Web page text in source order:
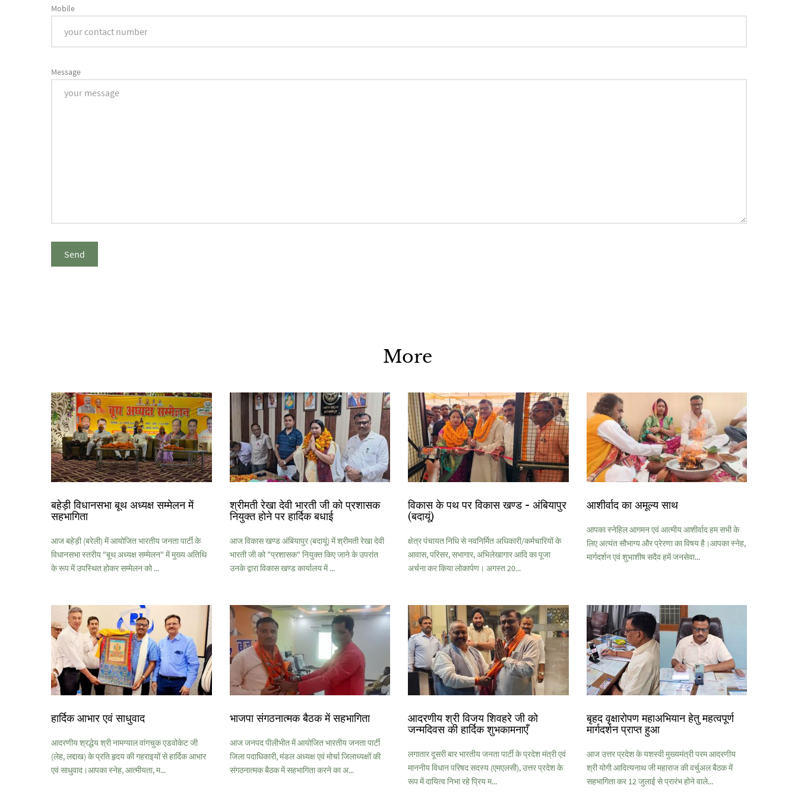
Mobile
Message
More
बहेड़ी विधानसभा बूथ अध्यक्ष सम्मेलन में
सहभागिता
आज बहेड़ी (बरेली) में आयोजित भारतीय जनता पार्टी के
विधानसभा स्तरीय "बूथ अध्यक्ष सम्मेलन" में मुख्य अतिथि
के रूप में उपस्थित होकर सम्मेलन को ...
श्रीमती रेखा देवी भारती जी को प्रशासक
नियुक्त होने पर हार्दिक बधाई
आज विकास खण्ड अंबियापुर (बदायूं) में श्रीमती रेखा देवी
भारती जी को "प्रशासक" नियुक्त किए जाने के उपरांत
उनके द्वारा विकास खण्ड कार्यालय में ...
विकास के पथ पर विकास खण्ड - अंबियापुर
(बदायूं)
क्षेत्र पंचायत निधि से नवनिर्मित अधिकारी/कर्मचारियों के
आवास, परिसर, सभागार, अभिलेखागार आदि का पूजा
अर्चना कर किया लोकार्पण। अगस्त 20...
आशीर्वाद का अमूल्य साथ
आपका स्नेहिल आगमन एवं आत्मीय आशीर्वाद हम सभी के
लिए अत्यंत सौभाग्य और प्रेरणा का विषय है।आपका स्नेह,
मार्गदर्शन एवं शुभाशीष सदैव हमें जनसेवा...
हार्दिक आभार एवं साधुवाद
आदरणीय श्रद्धेय श्री नामग्याल वांगचुक एडवोकेट जी
(लेह, लद्दाख) के प्रति हृदय की गहराइयों से हार्दिक आभार
एवं साधुवाद।आपका स्नेह, आत्मीयता, म...
भाजपा संगठनात्मक बैठक में सहभागिता
आज जनपद पीलीभीत में आयोजित भारतीय जनता पार्टी
जिला पदाधिकारी, मंडल अध्यक्ष एवं मोर्चा जिलाध्यक्षों की
संगठनात्मक बैठक में सहभागिता करने का अ...
आदरणीय श्री विजय शिवहरे जी को
जन्मदिवस की हार्दिक शुभकामनाएँ
लगातार दूसरी बार भारतीय जनता पार्टी के प्रदेश मंत्री एवं
माननीय विधान परिषद सदस्य (एमएलसी), उत्तर प्रदेश के
रूप में दायित्व निभा रहे प्रिय म...
बृहद वृक्षारोपण महाअभियान हेतु महत्वपूर्ण
मार्गदर्शन प्राप्त हुआ
आज उत्तर प्रदेश के यशस्वी मुख्यमंत्री परम आदरणीय
श्री योगी आदित्यनाथ जी महाराज की वर्चुअल बैठक में
सहभागिता कर 12 जुलाई से प्रारंभ होने वाले...